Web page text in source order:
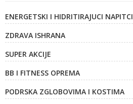
ENERGETSKI I HIDRITIRAJUCI NAPITCI
ZDRAVA ISHRANA
SUPER AKCIJE
BB I FITNESS OPREMA
PODRSKA ZGLOBOVIMA I KOSTIMA